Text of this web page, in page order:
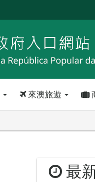
來澳旅遊
最